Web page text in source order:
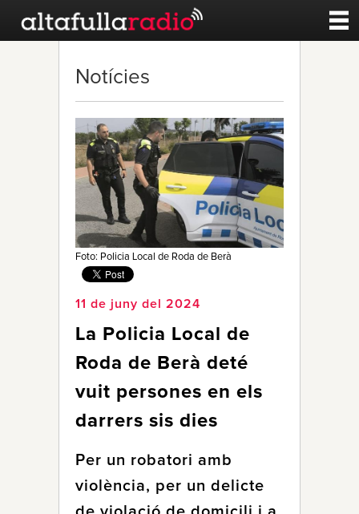
Esports
Noticies
Qui Som
Notícies
Foto: Policia Local de Roda de Berà
11 de juny del 2024
La Policia Local de
Roda de Berà deté
vuit persones en els
darrers sis dies
Per un robatori amb
violència, per un delicte